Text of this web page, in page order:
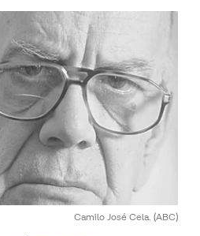
Camilo José Cela. (ABC)